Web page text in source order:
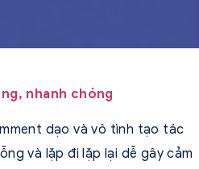
nhanh chóng
dạo và vô tình tạo tác
và lặp đi lặp lại dễ gây cảm